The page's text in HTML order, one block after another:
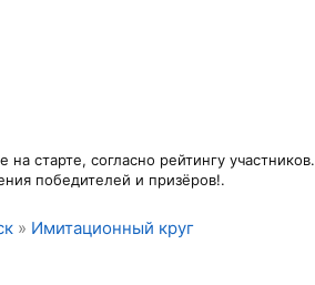
на старте, согласно рейтингу участников.
победителей и призёров!.
» Имитационный круг